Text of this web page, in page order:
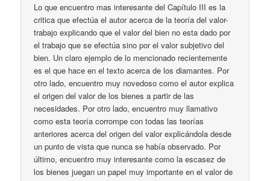
Lo que encuentro mas interesante del Capítulo III es la
critica que efectúa el autor acerca de la teoría del valor-
trabajo explicando que el valor del bien no esta dado por
el trabajo que se efectúa sino por el valor subjetivo del
bien. Un claro ejemplo de lo mencionado recientemente
es el que hace en el texto acerca de los diamantes. Por
otro lado, encuentro muy novedoso como el autor explica
el origen del valor de los bienes a partir de las
necesidades. Por otro lado, encuentro muy llamativo
como esta teoría corrompe con todas las teorías
anteriores acerca del origen del valor explicándola desde
un punto de vista que nunca se había observado. Por
último, encuentro muy interesante como la escasez de
los bienes juegan un papel muy importante en el valor de